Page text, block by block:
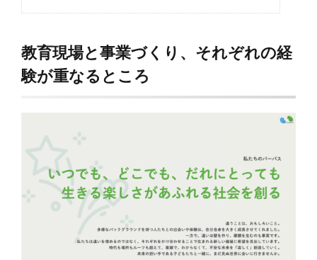
教育現場と事業づくり、それぞれの経
験が重なるところ